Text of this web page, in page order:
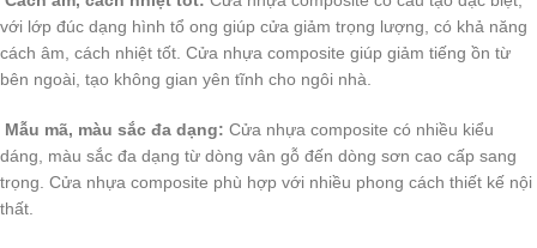
với lớp đúc dạng hình tổ ong giúp cửa giảm trọng lượng, có khả năng
cách âm, cách nhiệt tốt. Cửa nhựa composite giúp giảm tiếng ồn từ
bên ngoài, tạo không gian yên tĩnh cho ngôi nhà.
Mẫu mã, màu sắc đa dạng: Cửa nhựa composite có nhiều kiểu
dáng, màu sắc đa dạng từ dòng vân gỗ đến dòng sơn cao cấp sang
trọng. Cửa nhựa composite phù hợp với nhiều phong cách thiết kế nội
thất.